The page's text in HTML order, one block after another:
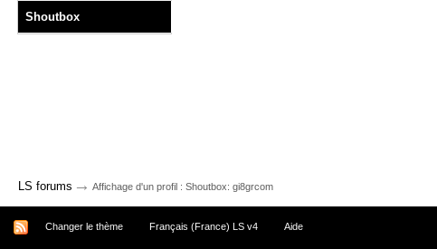
Shoutbox
LS forums → Affichage d'un profil : Shoutbox: gi8grcom
Changer le thème Français (France) LS v4 Aide